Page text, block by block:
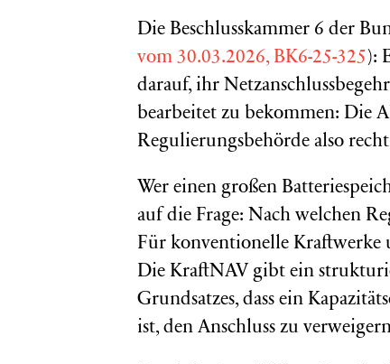
Die Beschlusskammer 6 der
vom 30.03.2026, BK6-25-325 ):
darauf, ihr
bearbeitet zu bekommen: Die
Regulierungsbehörde also
Wer einen großen
auf die Frage: Nach welchen
Für konventionelle Kraftwerke
Die KraftNAV gibt ein
Grundsatzes, dass ein
ist, den Anschluss zu